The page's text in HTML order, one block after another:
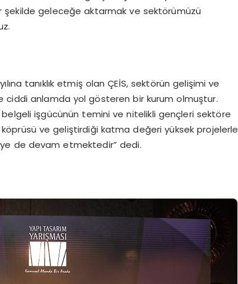
şekilde geleceğe aktarmak ve sektörümüzü
tanıklık etmiş olan ÇEİS, sektörün gelişimi ve
ciddi anlamda yol gösteren bir kurum olmuştur.
belgeli işgücünün temini ve nitelikli gençleri sektöre
ve geliştirdiği katma değeri yüksek projelerle
de devam etmektedir” dedi.